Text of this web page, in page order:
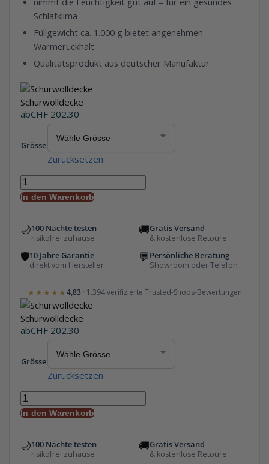
Schlafklima
Füllgewicht ca. 1.000 g bietet angenehmen
Wärmerückhalt
Qualitätsprodukt aus deutscher Manufaktur
Schurwolldecke
abCHF 202.30
Grösse
Zurücksetzen
In den Warenkorb
🌙100 Nächte testen
risikofrei zuhause
🚚Gratis Versand
& kostenlose Retoure
🛡10 Jahre Garantie
direkt vom Hersteller
💬Persönliche Beratung
Showroom oder Telefon
★★★★★4,83 · 1.394 verifizierte Trusted-Shops-Bewertungen
Schurwolldecke
abCHF 202.30
Grösse
Zurücksetzen
In den Warenkorb
🌙100 Nächte testen
risikofrei zuhause
🚚Gratis Versand
& kostenlose Retoure